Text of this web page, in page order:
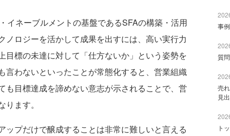
イネーブルメントの基盤であるSFAの構築・活用
ノロジーを活かして成果を出すには、高い実行力
目標の未達に対して「仕方ないか」という姿勢を
言わないといったことが常態化すると、営業組織
も目標達成を諦めない意志が示されることで、営
ます。
プだけで醸成することは非常に難しいと言える
事
質
売
見
ト